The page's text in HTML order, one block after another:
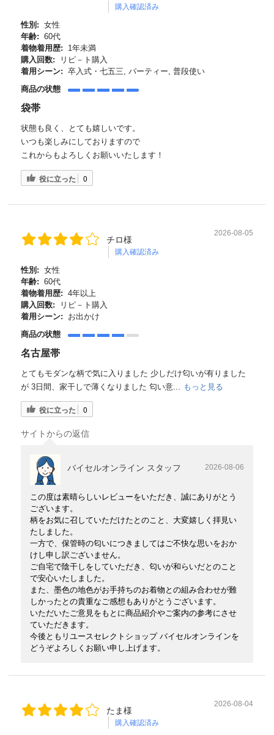
購入確認済み
性別: 女性
年齢: 60代
着物着用歴:
1年未満
購入回数:
リピ－ト購入
着用シーン: 卒入式・七五三, パーティー, 普段使い
商品の状態
袋帯
状態も良く、とても嬉しいです。
いつも楽しみにしておりますので
これからもよろしくお願いいたします！
役に立った 0
チロ様
購入確認済み
2026-08-05
性別: 女性
年齢: 60代
着物着用歴: 4年以上
購入回数:
リピ－ト購入
着用シーン:
お出かけ
商品の状態
名古屋帯
とてもモダンな柄で気に入りました 少しだけ匂いが有りました
が 3日間、家干しで薄くなりました 匂い意...
もっと見る
役に立った 0
サイトからの返信
バイセルオンライン スタッフ 2026-08-06
この度は素晴らしいレビューをいただき、誠にありがとう
ございます。
柄をお気に召していただけたとのこと、大変嬉しく拝見い
たしました。
一方で、保管時の匂いにつきましてはご不快な思いをおか
けし申し訳ございません。
ご自宅で陰干しをしていただき、匂いが和らいだとのこと
で安心いたしました。
また、墨色の地色がお手持ちのお着物との組み合わせが難
しかったとの貴重なご感想もありがとうございます。
いただいたご意見をもとに商品紹介やご案内の参考にさせ
ていただきます。
今後ともリユースセレクトショップ バイセルオンラインを
どうぞよろしくお願い申し上げます。
たま様
購入確認済み
2026-08-04